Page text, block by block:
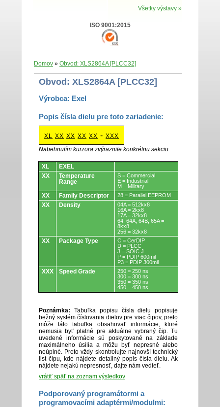
Všetky výstavy »
ISO 9001:2015
Domov » Obvod: XLS2864A [PLCC32]
Obvod: XLS2864A [PLCC32]
Výrobca: Exel
Popis čísla dielu pre toto zariadenie:
XL XX XX XX XX - XXX
Nabehnutím kurzora zvýraznite konkrétnu sekciu
Obvody.
XL
EXEL
XX
Temperature
Range
S = Commercial
E = Industrial
M = Military
XX Family Descriptor 28 = Parallel EEPROM
XX Density
04A = 512kx8
16A = 2kx8
17A = 32kx8
64, 64A, 64B, 65A =
8kx8
256 = 32kx8
XX Package Type
C = CerDIP
D = PLCC
J = SOIC J
P = PDIP 600mil
P3 = PDIP 300mil
XXX Speed Grade
250 = 250 ns
300 = 300 ns
350 = 350 ns
450 = 450 ns
Poznámka: Tabuľka popisu čísla dielu popisuje
bežný systém číslovania dielov pre viac čipov, preto
môže táto tabuľka obsahovať informácie, ktoré
nemusia byť platné pre aktuálne vybraný čip. Tu
uvedené informácie sú poskytované na základe
maximálneho úsilia a môžu byť nepresné alebo
neúplné. Preto vždy skontrolujte najnovší technický
list čipu, kde nájdete detailný popis čísla dielu. Ak
nájdete nejakú nepresnosť, dajte nám vedieť.
vrátiť späť na zoznam výsledkov
Podporovaný programátormi a
programovacími adaptérmi/modulmi: